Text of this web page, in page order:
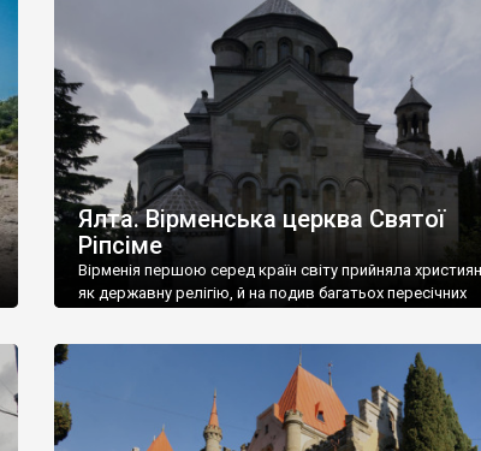
називаються «повстяками» (postaki)…” “Вино. Крим
виробляє відмінне вино і його вдосталь: воно все
легке біле і дуже […]
Ялта. Вірменська церква Святої
Ріпсіме
Вірменія першою серед країн світу прийняла
як державну релігію, й на подив багатьох пересічних